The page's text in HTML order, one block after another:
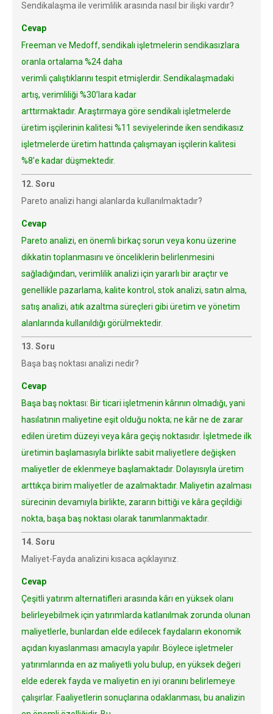
Sendikalaşma ile verimlilik arasında nasıl bir ilişki vardır?
Cevap
Freeman ve Medoff, sendikalı işletmelerin sendikasızlara
oranla ortalama %24 daha
verimli çalıştıklarını tespit etmişlerdir. Sendikalaşmadaki
artış, verimliliği %30’lara kadar
arttırmaktadır. Araştırmaya göre sendikalı işletmelerde
üretim işçilerinin kalitesi %11 seviyelerinde iken sendikasız
işletmelerde üretim hattında çalışmayan işçilerin kalitesi
%8’e kadar düşmektedir.
12. Soru
Pareto analizi hangi alanlarda kullanılmaktadır?
Cevap
Pareto analizi, en önemli birkaç sorun veya konu üzerine
dikkatin toplanmasını ve önceliklerin belirlenmesini
sağladığından, verimlilik analizi için yararlı bir araçtır ve
genellikle pazarlama, kalite kontrol, stok analizi, satın alma,
satış analizi, atık azaltma süreçleri gibi üretim ve yönetim
alanlarında kullanıldığı görülmektedir.
13. Soru
Başa baş noktası analizi nedir?
Cevap
Başa baş noktası: Bir ticari işletmenin kârının olmadığı, yani
hasılatının maliyetine eşit olduğu nokta; ne kâr ne de zarar
edilen üretim düzeyi veya kâra geçiş noktasıdır. İşletmede ilk
üretimin başlamasıyla birlikte sabit maliyetlere değişken
maliyetler de eklenmeye başlamaktadır. Dolayısıyla üretim
arttıkça birim maliyetler de azalmaktadır. Maliyetin azalması
sürecinin devamıyla birlikte, zararın bittiği ve kâra geçildiği
nokta, başa baş noktası olarak tanımlanmaktadır.
14. Soru
Maliyet-Fayda analizini kısaca açıklayınız.
Cevap
Çeşitli yatırım alternatifleri arasında kârı en yüksek olanı
belirleyebilmek için yatırımlarda katlanılmak zorunda olunan
maliyetlerle, bunlardan elde edilecek faydaların ekonomik
açıdan kıyaslanması amacıyla yapılır. Böylece işletmeler
yatırımlarında en az maliyetli yolu bulup, en yüksek değeri
elde ederek fayda ve maliyetin en iyi oranını belirlemeye
çalışırlar. Faaliyetlerin sonuçlarına odaklanması, bu analizin